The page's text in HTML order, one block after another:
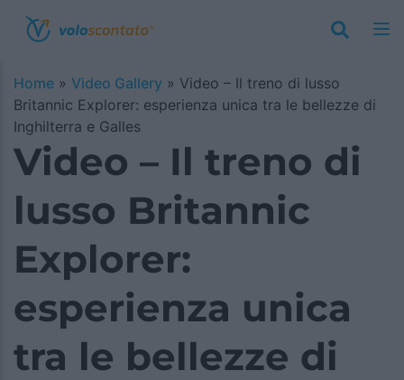
Home » Video Gallery » Video – Il treno di lusso
Britannic Explorer: esperienza unica tra le bellezze di
Inghilterra e Galles
Video – Il treno di
lusso Britannic
Explorer:
esperienza unica
tra le bellezze di